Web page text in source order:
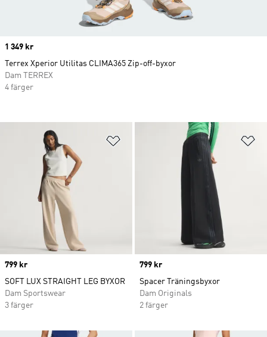
Lägg till på önskelistan
Price
799 kr
SOFT LUX STRAIGHT LEG BYXOR
Dam Sportswear
3 färger
Price
799 kr
Spacer Träningsbyxor
Dam Originals
2 färger
Price
1 349 kr
Terrex Xperior Utilitas CLIMA365 Zip-off-byxor
Dam TERREX
4 färger